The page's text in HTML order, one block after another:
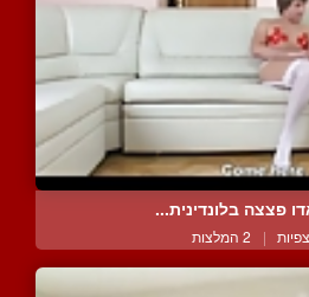
פצצה בלונדינית...
| 2 המלצות